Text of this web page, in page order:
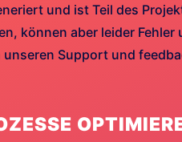
und ist Teil des
können aber leider
Support und